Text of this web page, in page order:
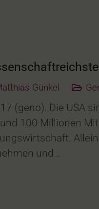
Günkel
(geno). Die USA
100 Millionen
und…